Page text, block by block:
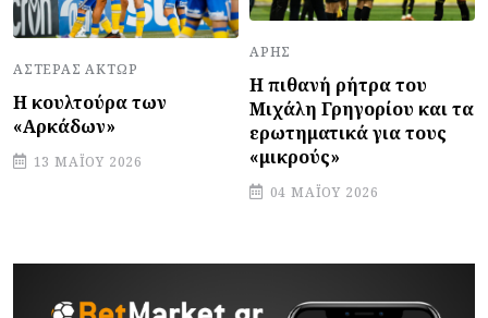
ΑΣΤΈΡΑΣ ΆΚΤΩΡ
Η κουλτούρα των
«Αρκάδων»
13 ΜΑΪ́ΟΥ 2026
ΆΡΗΣ
Η πιθανή ρήτρα του
Μιχάλη Γρηγορίου και τα
ερωτηματικά για τους
«μικρούς»
04 ΜΑΪ́ΟΥ 2026